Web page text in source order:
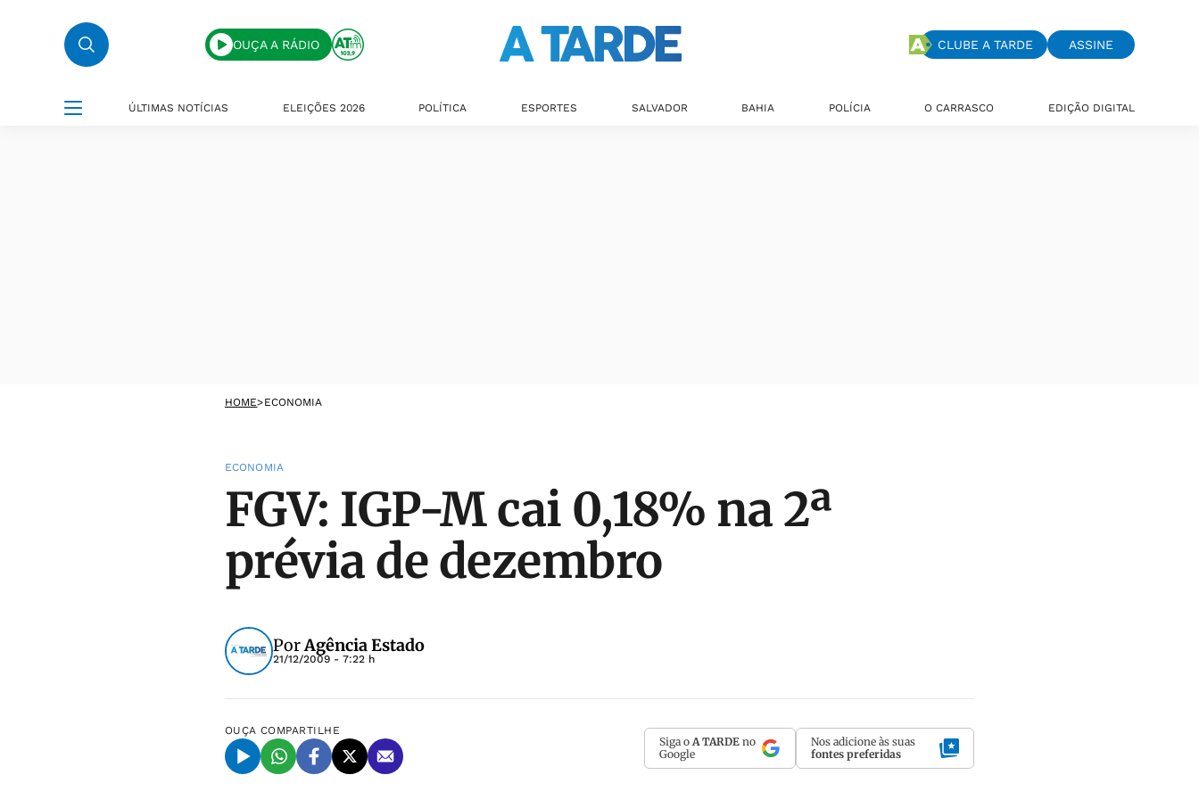
OUÇA A RÁDIO CLUBE A TARDE ASSINE
ÚLTIMAS NOTÍCIAS ELEIÇÕES 2026 POLÍTICA ESPORTES SALVADOR BAHIA POLÍCIA O CARRASCO EDIÇÃO DIGITAL
HOME>ECONOMIA
ECONOMIA
FGV: IGP-M cai 0,18% na 2ª
prévia de dezembro
PorAgência Estado
21/12/2009 - 7:22 h
OUÇA COMPARTILHE
Siga o A TARDE no
Google
Nos adicione às suas
fontes preferidas